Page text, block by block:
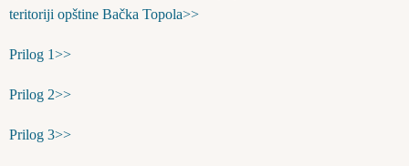
teritoriji opštine Bačka Topola>>
Prilog 1>>
Prilog 2>>
Prilog 3>>